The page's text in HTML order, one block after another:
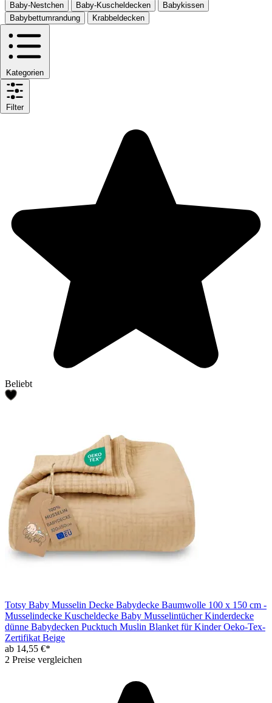
Baby-Nestchen Baby-Kuscheldecken
Babykissen
Babybettumrandung
Krabbeldecken
Kategorien
Filter
Beliebt
Totsy Baby Musselin Decke Babydecke Baumwolle 100 x 150 cm -
Musselindecke Kuscheldecke Baby Musselintücher Kinderdecke
dünne Babydecken Pucktuch Muslin Blanket für Kinder Oeko-Tex-
Zertifikat Beige
ab 14,55 €*
2 Preise vergleichen